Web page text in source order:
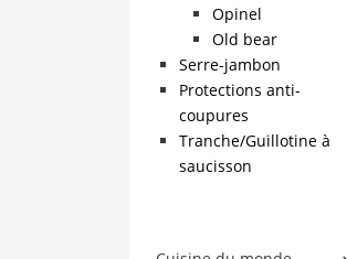
Opinel
Old bear
Serre-jambon
Protections anti-
coupures
Tranche/Guillotine à
saucisson